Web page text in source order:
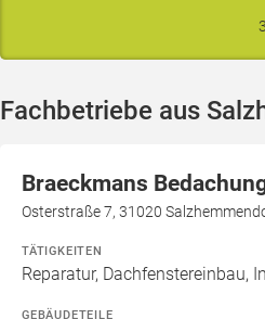
Fachbetriebe aus
Braeckmans
Osterstraße 7, 31020
TÄTIGKEITEN
Reparatur, Dachfenstereinbau,
GEBÄUDETEILE